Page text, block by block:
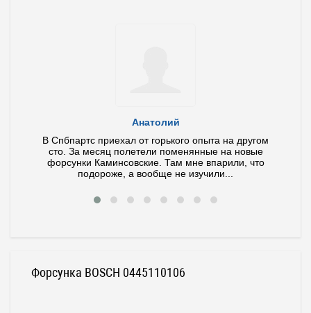
Анатолий
В Спбпартс приехал от горького опыта на другом
сто. За месяц полетели поменянные на новые
форсунки Каминсовские. Там мне впарили, что
подороже, а вообще не изучили...
Форсунка BOSCH 0445110106